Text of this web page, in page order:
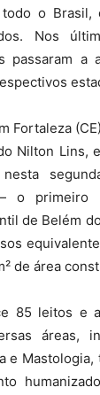
o Brasil,
Nos
passaram a
Fortaleza
Nilton Lins,
o primeiro
de Belém
de área
85 leitos e
áreas,
e Mastologia,